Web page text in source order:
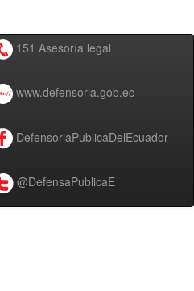
151 Asesoría legal
www.defensoria.gob.ec
DefensoriaPublicaDelEcuador
@DefensaPublicaE